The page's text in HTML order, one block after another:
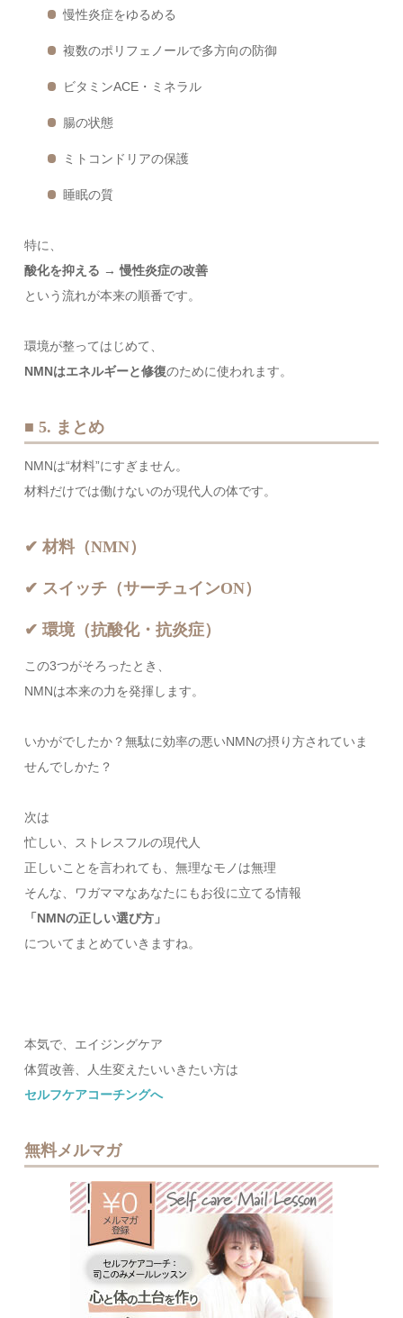
慢性炎症をゆるめる
複数のポリフェノールで多方向の防御
ビタミンACE・ミネラル
腸の状態
ミトコンドリアの保護
睡眠の質
特に、
酸化を抑える → 慢性炎症の改善
という流れが本来の順番です。
環境が整ってはじめて、
NMNはエネルギーと修復のために使われます。
■ 5. まとめ
NMNは“材料”にすぎません。
材料だけでは働けないのが現代人の体です。
✔ 材料（NMN）
✔ スイッチ（サーチュインON）
✔ 環境（抗酸化・抗炎症）
この3つがそろったとき、
NMNは本来の力を発揮します。
いかがでしたか？無駄に効率の悪いNMNの摂り方されていま
せんでしかた？
次は
忙しい、ストレスフルの現代人
正しいことを言われても、無理なモノは無理
そんな、ワガママなあなたにもお役に立てる情報
「NMNの正しい選び方」
についてまとめていきますね。
本気で、エイジングケア
体質改善、人生変えたいいきたい方は
セルフケアコーチングへ
無料メルマガ